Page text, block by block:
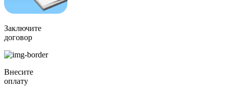
Заключите
договор
Внесите
оплату